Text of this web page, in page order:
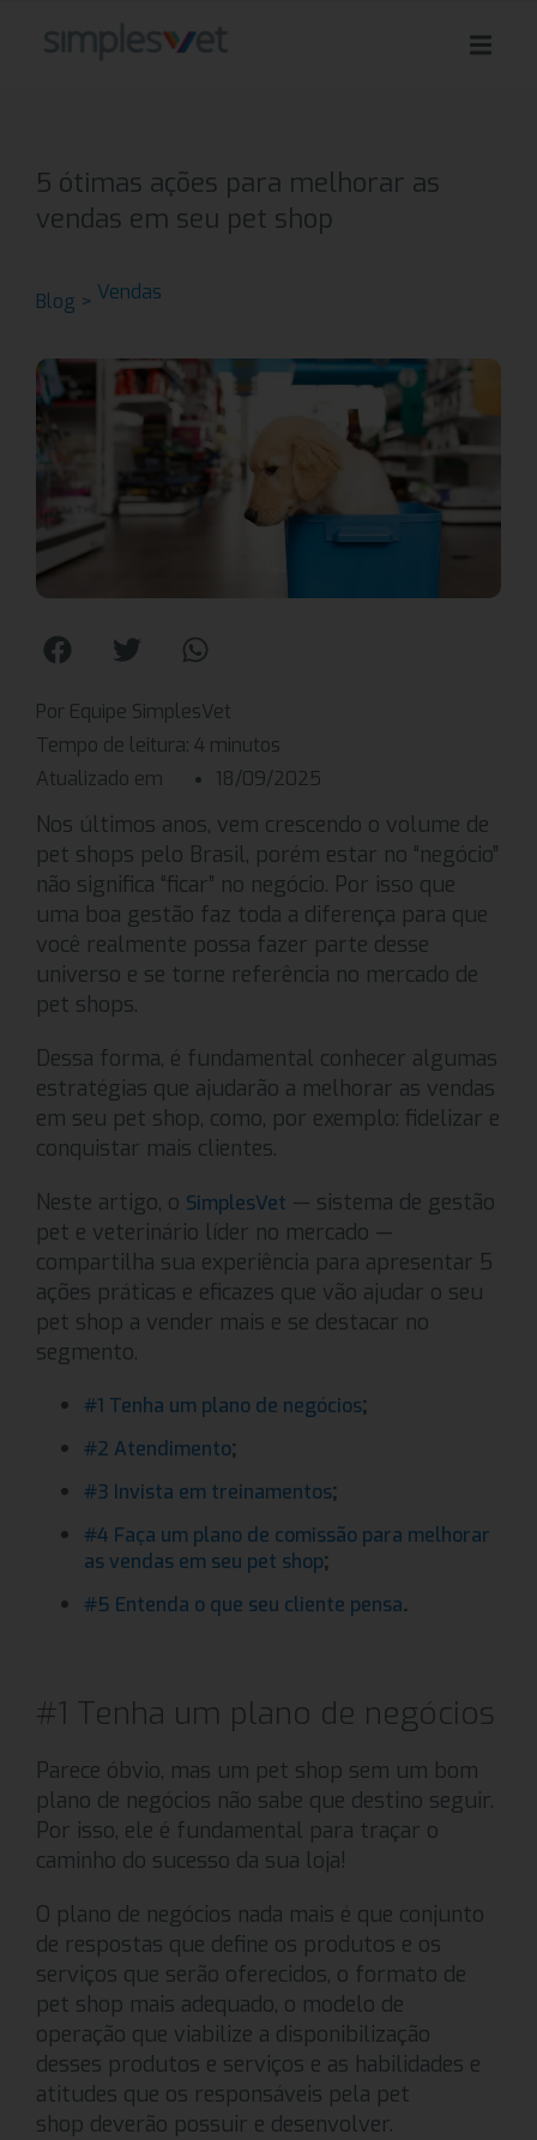
5 ótimas ações para melhorar as
vendas em seu pet shop
Blog > Vendas
Por Equipe SimplesVet
Tempo de leitura: 4 minutos
Atualizado em
18/09/2025
Nos últimos anos, vem crescendo o volume de
pet shops pelo Brasil, porém estar no “negócio”
não significa “ficar” no negócio. Por isso que
uma boa gestão faz toda a diferença para que
você realmente possa fazer parte desse
universo e se torne referência no mercado de
pet shops.
Dessa forma, é fundamental conhecer algumas
estratégias que ajudarão a melhorar as vendas
em seu pet shop, como, por exemplo: fidelizar e
conquistar mais clientes.
Neste artigo, o SimplesVet — sistema de gestão
pet e veterinário líder no mercado —
compartilha sua experiência para apresentar 5
ações práticas e eficazes que vão ajudar o seu
pet shop a vender mais e se destacar no
segmento.
#1 Tenha um plano de negócios;
#2 Atendimento;
#3 Invista em treinamentos;
#4 Faça um plano de comissão para melhorar
as vendas em seu pet shop;
#5 Entenda o que seu cliente pensa.
#1 Tenha um plano de negócios
Parece óbvio, mas um pet shop sem um bom
plano de negócios não sabe que destino seguir.
Por isso, ele é fundamental para traçar o
caminho do sucesso da sua loja!
O plano de negócios nada mais é que conjunto
de respostas que define os produtos e os
serviços que serão oferecidos, o formato de
pet shop mais adequado, o modelo de
operação que viabilize a disponibilização
desses produtos e serviços e as habilidades e
atitudes que os responsáveis pela pet
shop deverão possuir e desenvolver.